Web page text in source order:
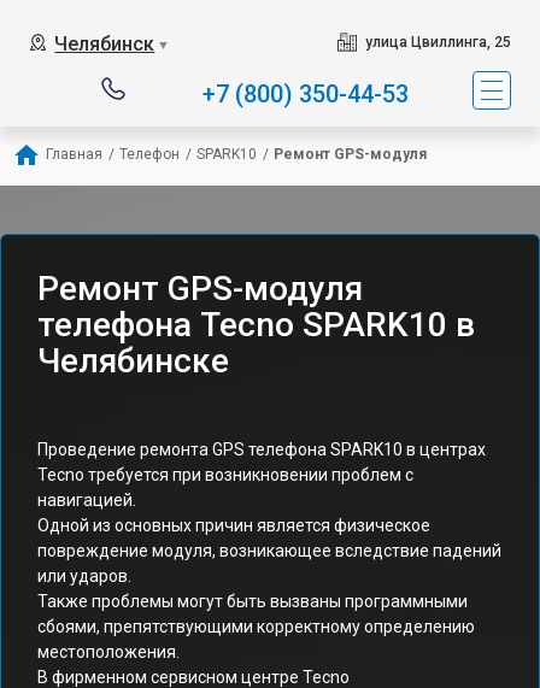
Челябинск ▼ улица Цвиллинга, 25
+7 (800) 350-44-53
Главная / Телефон / SPARK10 / Ремонт GPS-модуля
Ремонт GPS-модуля
телефона Tecno SPARK10 в
Челябинске
Проведение ремонта GPS телефона SPARK10 в центрах
Tecno требуется при возникновении проблем с
навигацией.
Одной из основных причин является физическое
повреждение модуля, возникающее вследствие падений
или ударов.
Также проблемы могут быть вызваны программными
сбоями, препятствующими корректному определению
местоположения.
В фирменном сервисном центре Tecno